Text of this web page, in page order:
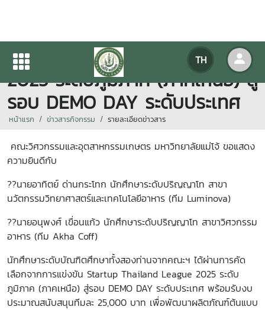
TH
Startup Thailand League
2025 ระดับภูมิภาค (ภาคเหนือ) สู่
รอบ DEMO DAY ระดับประเทศ
หน้าแรก ข่าวสารกิจกรรม รายละเอียดข่าวสาร
คณะวิศวกรรมและอุตสาหกรรมเกษตร มหาวิทยาลัยแม่โจ้ ขอแสดง
ความยินดีกับ
??นายอาทิตย์ ด่านกระโทก นักศึกษาระดับปริญญาโท สาขา
นวัตกรรมวิทยาศาสตร์และเทคโนโลยีอาหาร (ทีม Luminova)
??นายอนุพงศ์ เขื่อนแก้ว นักศึกษาระดับปริญญาโท สาขาวิศวกรรม
อาหาร (ทีม Akha Coff)
นักศึกษาระดับบัณฑิตศึกษาทั้งสองท่านจากคณะฯ ได้ผ่านการคัด
เลือกจากการแข่งขัน Startup Thailand League 2025 ระดับ
ภูมิภาค (ภาคเหนือ) สู่รอบ DEMO DAY ระดับประเทศ พร้อมรับงบ
ประมาณสนับสนุนทีมละ 25,000 บาท เพื่อพัฒนาผลิตภัณฑ์ต้นแบบ